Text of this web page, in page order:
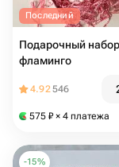
Последний
Подарочный набор
фламинго
4.92546
575 ₽ × 4 платежа
-15%